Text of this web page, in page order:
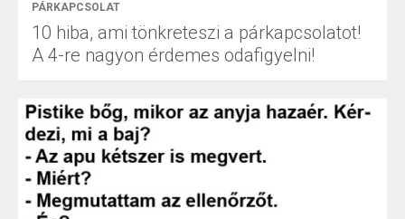
PÁRKAPCSOLAT
10 hiba, ami tönkreteszi a párkapcsolatot!
A 4-re nagyon érdemes odafigyelni!